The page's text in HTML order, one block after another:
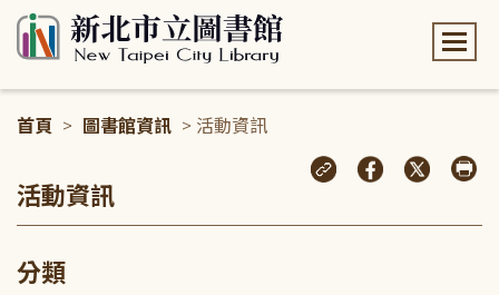
首頁 > 圖書館資訊 > 活動資訊
活動資訊
分類